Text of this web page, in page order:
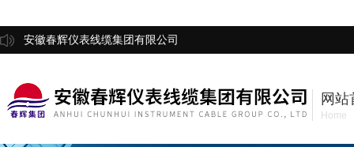
安徽春辉仪表线缆集团有限公司
网站
Home